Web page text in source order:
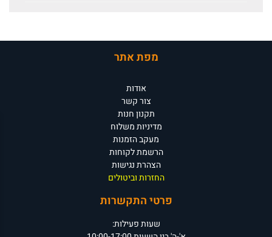
מפת אתר
אודות
צור קשר
תקנון חנות
מדיניות משלוח
מעקב הזמנות
הרשמת לקוחות
הצהרת נגישות
החזרות וביטולים
פרטי התקשרות
שעות פעילות: